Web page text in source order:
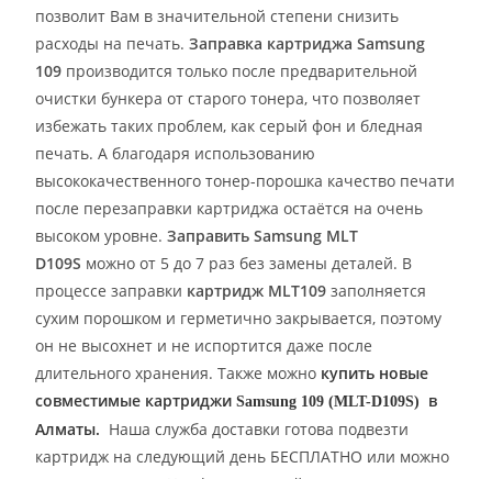
позволит Вам в значительной степени снизить
расходы на печать.Заправка картриджа Samsung
109 производится только после предварительной
очистки бункера от старого тонера, что позволяет
избежать таких проблем, как серый фон и бледная
печать. А благодаря использованию
высококачественного тонер-порошка качество печати
после перезаправки картриджа остаётся на очень
высоком уровне.Заправить Samsung MLT
D109S можно от 5 до 7 раз без замены деталей. В
процессе заправки картридж MLT109 заполняется
сухим порошком и герметично закрывается, поэтому
он не высохнет и не испортится даже после
длительного хранения.Также можно купить новые
совместимые картриджиSamsung 109 (MLT-D109S)
в
Алматы. Наша служба доставки готова подвезти
картридж на следующий день БЕСПЛАТНО или можно